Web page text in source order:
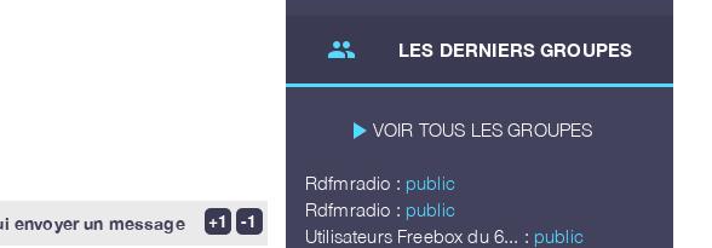
group LES DERNIERS GROUPES
play_arrow VOIR TOUS LES GROUPES
Rdfmradio : public
Rdfmradio : public
Utilisateurs Freebox du 6... : public
envoyer un message